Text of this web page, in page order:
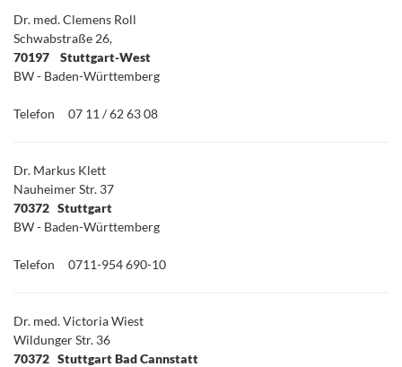
Dr. med. Clemens Roll
Schwabstraße 26,
70197 Stuttgart-West
BW - Baden-Württemberg
Telefon 07 11 / 62 63 08
Dr. Markus Klett
Nauheimer Str. 37
70372 Stuttgart
BW - Baden-Württemberg
Telefon 0711-954 690-10
Dr. med. Victoria Wiest
Wildunger Str. 36
70372 Stuttgart Bad Cannstatt